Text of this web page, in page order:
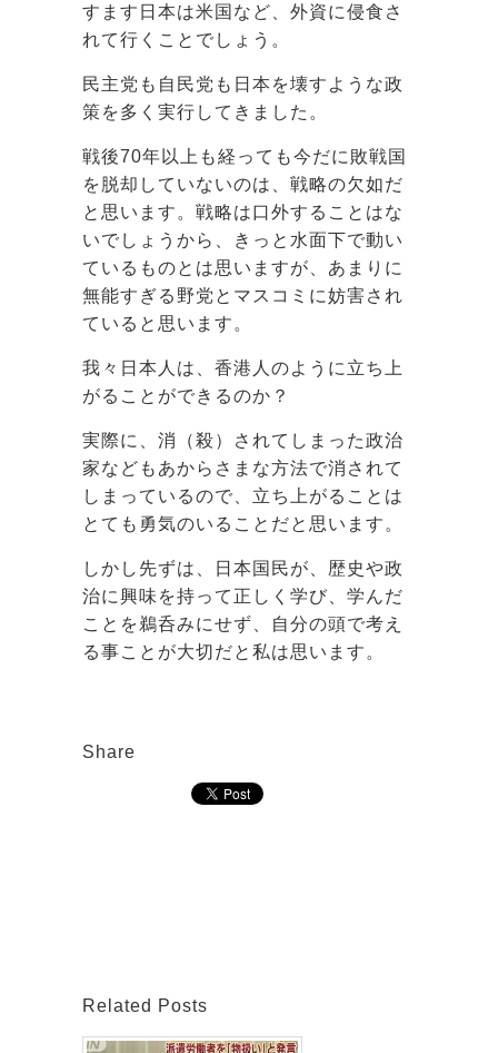
すます日本は米国など、外資に侵食さ
れて行くことでしょう。
民主党も自民党も日本を壊すような政
策を多く実行してきました。
戦後70年以上も経っても今だに敗戦国
を脱却していないのは、戦略の欠如だ
と思います。戦略は口外することはな
いでしょうから、きっと水面下で動い
ているものとは思いますが、あまりに
無能すぎる野党とマスコミに妨害され
ていると思います。
我々日本人は、香港人のように立ち上
がることができるのか？
実際に、消（殺）されてしまった政治
家などもあからさまな方法で消されて
しまっているので、立ち上がることは
とても勇気のいることだと思います。
しかし先ずは、日本国民が、歴史や政
治に興味を持って正しく学び、学んだ
ことを鵜呑みにせず、自分の頭で考え
る事ことが大切だと私は思います。
Share
Related Posts